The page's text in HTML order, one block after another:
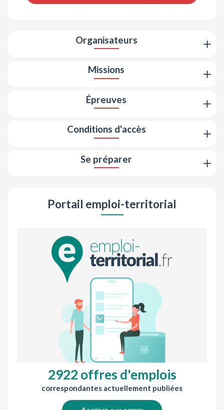
Organisateurs
Missions
Épreuves
Conditions d'accès
Se préparer
Portail emploi-territorial
2922 offres d'emplois
correspondantes actuellement publiées